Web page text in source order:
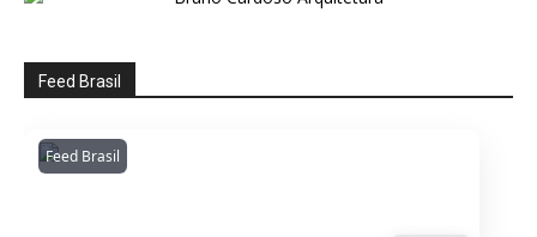
Feed Brasil
Feed BrasilAmazonianarede
1053